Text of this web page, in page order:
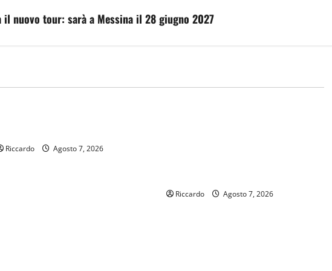
nuovo tour: sarà a Messina il 28 giugno 2027
Riccardo Agosto 7, 2026
Riccardo Agosto 7, 2026